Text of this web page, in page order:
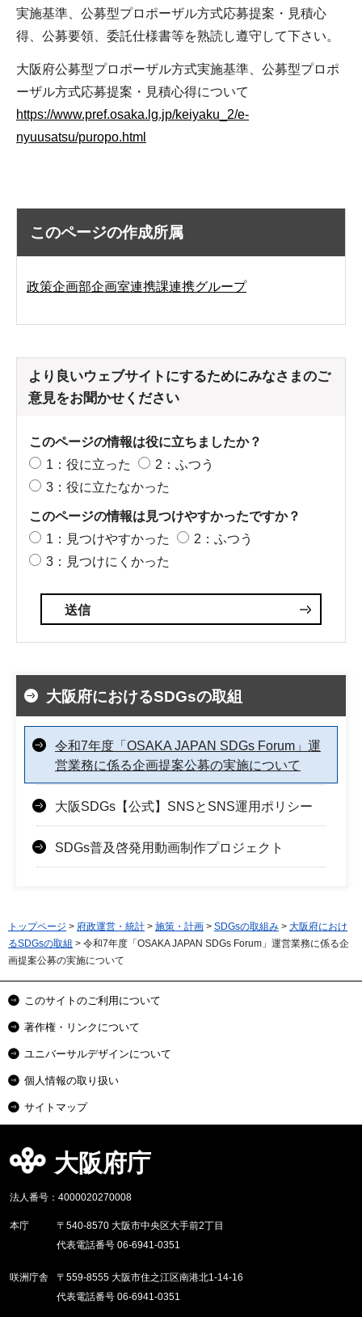
実施基準、公募型プロポーザル方式応募提案・見積心
得、公募要領、委託仕様書等を熟読し遵守して下さい。
大阪府公募型プロポーザル方式実施基準、公募型プロポ
ーザル方式応募提案・見積心得について
https://www.pref.osaka.lg.jp/keiyaku_2/e-
nyuusatsu/puropo.html
このページの作成所属
政策企画部企画室連携課連携グループ
より良いウェブサイトにするためにみなさまのご
意見をお聞かせください
このページの情報は役に立ちましたか？
1：役に立った
2：ふつう
3：役に立たなかった
このページの情報は見つけやすかったですか？
1：見つけやすかった
2：ふつう
3：見つけにくかった
大阪府におけるSDGsの取組
令和7年度「OSAKA JAPAN SDGs Forum」運
営業務に係る企画提案公募の実施について
大阪SDGs【公式】SNSとSNS運用ポリシー
SDGs普及啓発用動画制作プロジェクト
トップページ > 府政運営・統計 > 施策・計画 > SDGsの取組み > 大阪府におけ
るSDGsの取組 > 令和7年度「OSAKA JAPAN SDGs Forum」運営業務に係る企
画提案公募の実施について
このサイトのご利用について
著作権・リンクについて
ユニバーサルデザインについて
個人情報の取り扱い
サイトマップ
大阪府庁
法人番号：4000020270008
本庁
〒540-8570 大阪市中央区大手前2丁目
代表電話番号 06-6941-0351
咲洲庁舎
〒559-8555 大阪市住之江区南港北1-14-16
代表電話番号 06-6941-0351